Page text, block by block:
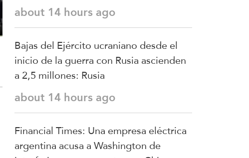
about 14 hours ago
Bajas del Ejército ucraniano desde el
inicio de la guerra con Rusia ascienden
a 2,5 millones: Rusia
about 14 hours ago
Financial Times: Una empresa eléctrica
argentina acusa a Washington de